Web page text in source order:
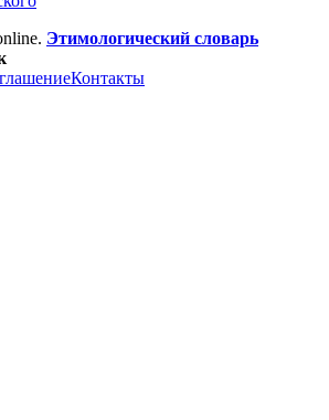
Этимологический словарь
Контакты